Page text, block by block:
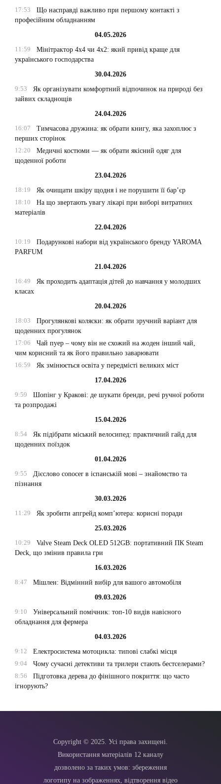
17:53
Що насправді важливо при першому контакті з
професійним обладнанням
04.05.2026
11:59
Мінітрактор 4х4 чи 4х2: який привід краще для
українського господарства
30.04.2026
9:53
Як організувати комфортний відпочинок на природі без
зайвих складнощів
24.04.2026
16:07
Тимчасова дружина: як обрати книгу, яка захоплює з
перших сторінок
12:20
Медичні костюми — як обрати якісний одяг для
щоденної роботи
23.04.2026
18:19
Як очищати шкіру щодня і не порушити її бар’єр
18:10
На що звертають увагу лікарі при виборі витратних
матеріалів
22.04.2026
10:19
Подарункові набори від українського бренду YAROMA
PARFUM
21.04.2026
16:49
Як проходить адаптація дітей до навчання у молодших
класах
20.04.2026
18:03
Прогулянкові коляски: як обрати зручний варіант для
щоденних прогулянок
17:06
Чай пуер – чому він не схожий на жоден інший чай,
чим корисний та як його правильно заварювати
16:59
Як змінюється освіта у передмісті великих міст
17.04.2026
9:59
Шопінг у Кракові: де шукати бренди, речі ручної роботи
та розпродажі
15.04.2026
8:54
Як підібрати міський велосипед: практичний гайд для
щоденних поїздок
01.04.2026
9:55
Дієслово conocer в іспанській мові – знайомство та
пізнання
30.03.2026
11:29
Як зробити апгрейд комп’ютера: корисні поради
25.03.2026
10:29
Valve Steam Deck OLED 512GB: портативний ПК Steam
Deck, що змінив правила гри
16.03.2026
8:47
Мішлен: Відмінний вибір для вашого автомобіля
09.03.2026
9:10
Універсальний помічник: топ-10 видів навісного
обладнання для фермера
04.03.2026
9:12
Електросистема мотоцикла: типові слабкі місця
9:04
Чому сучасні детективи та трилери стають бестселерами?
8:56
Підготовка дерева до фінішного покриття: що часто
ігнорують?
Copyright © 2025. Усі права захищені.
Використання матеріалів 12 каналу
дозволено за таких умов: збереження
логотипу на зображеннях, відтворення відео